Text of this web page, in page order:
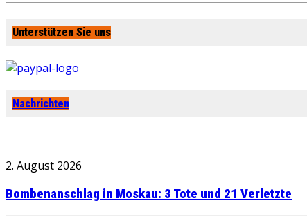
Unterstützen Sie uns
Nachrichten
2. August 2026
Bombenanschlag in Moskau: 3 Tote und 21 Verletzte